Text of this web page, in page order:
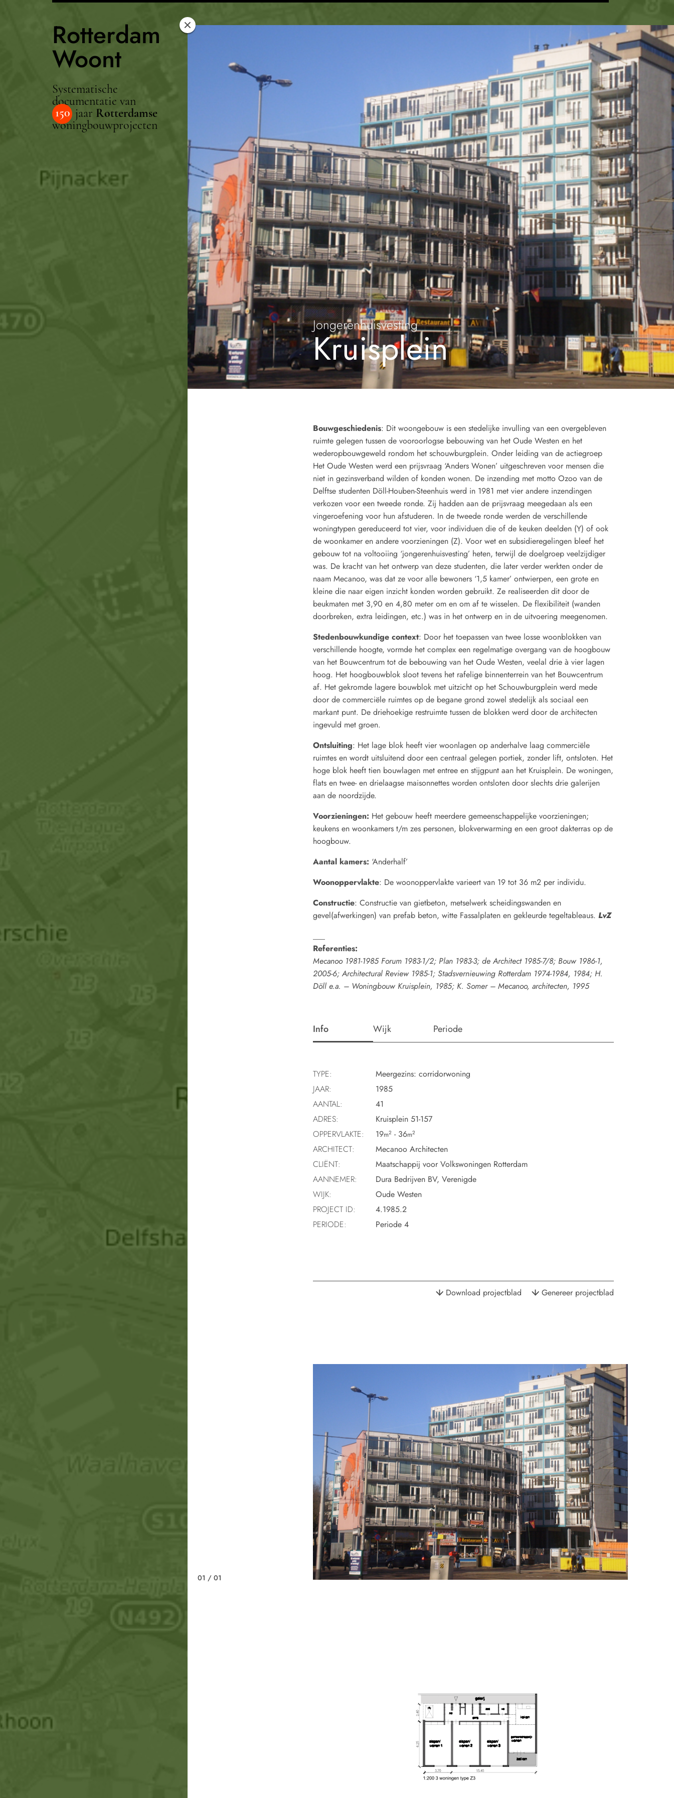
Rotterdam
Woont
Systematische
documentatie van
150 jaar Rotterdamse
woningbouwprojecten
Jongerenhuisvesting
Kruisplein
Bouwgeschiedenis: Dit woongebouw is een stedelijke invulling van een overgebleven
ruimte gelegen tussen de vooroorlogse bebouwing van het Oude Westen en het
wederopbouwgeweld rondom het schouwburgplein. Onder leiding van de actiegroep
Het Oude Westen werd een prijsvraag ‘Anders Wonen’ uitgeschreven voor mensen die
niet in gezinsverband wilden of konden wonen. De inzending met motto Ozoo van de
Delftse studenten Döll-Houben-Steenhuis werd in 1981 met vier andere inzendingen
verkozen voor een tweede ronde. Zij hadden aan de prijsvraag meegedaan als een
vingeroefening voor hun afstuderen. In de tweede ronde werden de verschillende
woningtypen gereduceerd tot vier, voor individuen die of de keuken deelden (Y) of ook
de woonkamer en andere voorzieningen (Z). Voor wet en subsidieregelingen bleef het
gebouw tot na voltooiing ‘jongerenhuisvesting’ heten, terwijl de doelgroep veelzijdiger
was. De kracht van het ontwerp van deze studenten, die later verder werkten onder de
naam Mecanoo, was dat ze voor alle bewoners ‘1,5 kamer’ ontwierpen, een grote en
kleine die naar eigen inzicht konden worden gebruikt. Ze realiseerden dit door de
beukmaten met 3,90 en 4,80 meter om en om af te wisselen. De flexibiliteit (wanden
doorbreken, extra leidingen, etc.) was in het ontwerp en in de uitvoering meegenomen.
Stedenbouwkundige context: Door het toepassen van twee losse woonblokken van
verschillende hoogte, vormde het complex een regelmatige overgang van de hoogbouw
van het Bouwcentrum tot de bebouwing van het Oude Westen, veelal drie à vier lagen
hoog. Het hoogbouwblok sloot tevens het rafelige binnenterrein van het Bouwcentrum
af. Het gekromde lagere bouwblok met uitzicht op het Schouwburgplein werd mede
door de commerciële ruimtes op de begane grond zowel stedelijk als sociaal een
markant punt. De driehoekige restruimte tussen de blokken werd door de architecten
ingevuld met groen.
Ontsluiting: Het lage blok heeft vier woonlagen op anderhalve laag commerciële
ruimtes en wordt uitsluitend door een centraal gelegen portiek, zonder lift, ontsloten. Het
hoge blok heeft tien bouwlagen met entree en stijgpunt aan het Kruisplein. De woningen,
flats en twee- en drielaagse maisonnettes worden ontsloten door slechts drie galerijen
aan de noordzijde.
Voorzieningen: Het gebouw heeft meerdere gemeenschappelijke voorzieningen;
keukens en woonkamers t/m zes personen, blokverwarming en een groot dakterras op de
hoogbouw.
Aantal kamers: ‘Anderhalf’
Woonoppervlakte: De woonoppervlakte varieert van 19 tot 36 m2 per individu.
Constructie: Constructie van gietbeton, metselwerk scheidingswanden en
gevel(afwerkingen) van prefab beton, witte Fassalplaten en gekleurde tegeltableaus. LvZ
Referenties:
Mecanoo 1981-1985 Forum 1983-1/2; Plan 1983-3; de Architect 1985-7/8; Bouw 1986-1,
2005-6; Architectural Review 1985-1; Stadsvernieuwing Rotterdam 1974-1984, 1984; H.
Döll e.a. – Woningbouw Kruisplein, 1985; K. Somer – Mecanoo, architecten, 1995
Info Wijk Periode
TYPE:
Meergezins: corridorwoning
JAAR:
1985
AANTAL:
41
ADRES:
Kruisplein 51-157
OPPERVLAKTE:
19m2 - 36m2
ARCHITECT:
Mecanoo Architecten
CLIËNT:
Maatschappij voor Volkswoningen Rotterdam
AANNEMER:
Dura Bedrijven BV, Verenigde
WIJK:
Oude Westen
PROJECT ID:
4.1985.2
PERIODE:
Periode 4
Download projectblad Genereer projectblad
01 / 01